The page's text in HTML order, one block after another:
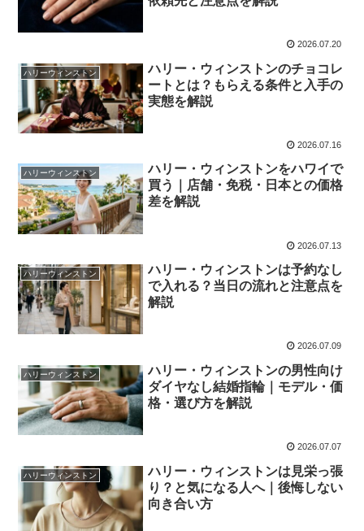
2026.07.20
ハリーウィンストン
ハリー・ウィンストンのチョコレ
ートとは？もらえる条件と入手の
実態を解説
2026.07.16
ハリーウィンストン
ハリー・ウィンストンをハワイで
買う｜店舗・免税・日本との価格
差を解説
2026.07.13
ハリーウィンストン
ハリー・ウィンストンは予約なし
で入れる？当日の流れと注意点を
解説
2026.07.09
ハリーウィンストン
ハリー・ウィンストンの男性向け
ダイヤなし結婚指輪｜モデル・価
格・選び方を解説
2026.07.07
ハリーウィンストン
ハリー・ウィンストンは見栄っ張
り？と気になる人へ｜後悔しない
向き合い方